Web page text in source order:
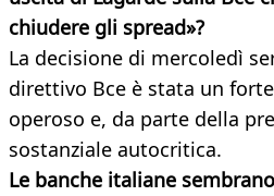
chiudere gli spread»?
La decisione di mercoledì
direttivo Bce è stata un
operoso e, da parte della
sostanziale autocritica.
Le banche italiane